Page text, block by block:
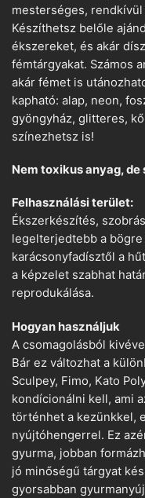
mesterséges,
Készíthetsz belőle
ékszereket, és akár
fémtárgyakat. Számos
akár fémet is
kapható: alap, neon,
gyöngyház, glitteres,
színezhetsz is!
Nem toxikus anyag, de
Felhasználási terület:
Ékszerkészítés,
legelterjedtebb a
karácsonyfadísztől a
a képzelet szabhat
reprodukálása.
Hogyan használjuk
A csomagolásból
Bár ez változhat a
Sculpey, Fimo, Kato
kondícionálni kell, ami
történhet a kezünkkel,
nyújtóhengerrel. Ez
gyurma, jobban
jó minőségű tárgyat
gyorsabban